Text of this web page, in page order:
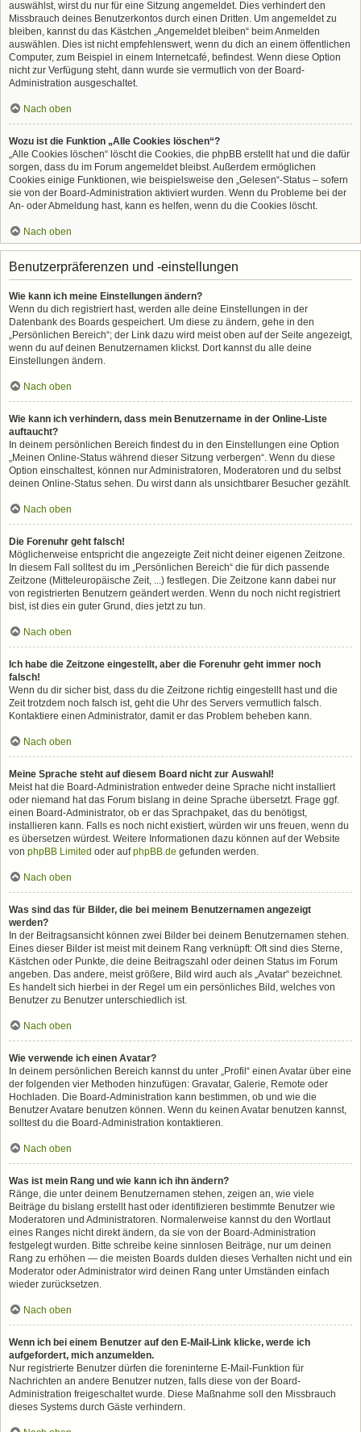
auswählst, wirst du nur für eine Sitzung angemeldet. Dies verhindert den
Missbrauch deines Benutzerkontos durch einen Dritten. Um angemeldet zu
bleiben, kannst du das Kästchen „Angemeldet bleiben“ beim Anmelden
auswählen. Dies ist nicht empfehlenswert, wenn du dich an einem öffentlichen
Computer, zum Beispiel in einem Internetcafé, befindest. Wenn diese Option
nicht zur Verfügung steht, dann wurde sie vermutlich von der Board-
Administration ausgeschaltet.
Nach oben
Wozu ist die Funktion „Alle Cookies löschen“?
„Alle Cookies löschen“ löscht die Cookies, die phpBB erstellt hat und die dafür
sorgen, dass du im Forum angemeldet bleibst. Außerdem ermöglichen
Cookies einige Funktionen, wie beispielsweise den „Gelesen“-Status – sofern
sie von der Board-Administration aktiviert wurden. Wenn du Probleme bei der
An- oder Abmeldung hast, kann es helfen, wenn du die Cookies löscht.
Nach oben
Benutzerpräferenzen und -einstellungen
Wie kann ich meine Einstellungen ändern?
Wenn du dich registriert hast, werden alle deine Einstellungen in der
Datenbank des Boards gespeichert. Um diese zu ändern, gehe in den
„Persönlichen Bereich“; der Link dazu wird meist oben auf der Seite angezeigt,
wenn du auf deinen Benutzernamen klickst. Dort kannst du alle deine
Einstellungen ändern.
Nach oben
Wie kann ich verhindern, dass mein Benutzername in der Online-Liste
auftaucht?
In deinem persönlichen Bereich findest du in den Einstellungen eine Option
„Meinen Online-Status während dieser Sitzung verbergen“. Wenn du diese
Option einschaltest, können nur Administratoren, Moderatoren und du selbst
deinen Online-Status sehen. Du wirst dann als unsichtbarer Besucher gezählt.
Nach oben
Die Forenuhr geht falsch!
Möglicherweise entspricht die angezeigte Zeit nicht deiner eigenen Zeitzone.
In diesem Fall solltest du im „Persönlichen Bereich“ die für dich passende
Zeitzone (Mitteleuropäische Zeit, ...) festlegen. Die Zeitzone kann dabei nur
von registrierten Benutzern geändert werden. Wenn du noch nicht registriert
bist, ist dies ein guter Grund, dies jetzt zu tun.
Nach oben
Ich habe die Zeitzone eingestellt, aber die Forenuhr geht immer noch
falsch!
Wenn du dir sicher bist, dass du die Zeitzone richtig eingestellt hast und die
Zeit trotzdem noch falsch ist, geht die Uhr des Servers vermutlich falsch.
Kontaktiere einen Administrator, damit er das Problem beheben kann.
Nach oben
Meine Sprache steht auf diesem Board nicht zur Auswahl!
Meist hat die Board-Administration entweder deine Sprache nicht installiert
oder niemand hat das Forum bislang in deine Sprache übersetzt. Frage ggf.
einen Board-Administrator, ob er das Sprachpaket, das du benötigst,
installieren kann. Falls es noch nicht existiert, würden wir uns freuen, wenn du
es übersetzen würdest. Weitere Informationen dazu können auf der Website
von phpBB Limited oder aufphpBB.de gefunden werden.
Nach oben
Was sind das für Bilder, die bei meinem Benutzernamen angezeigt
werden?
In der Beitragsansicht können zwei Bilder bei deinem Benutzernamen stehen.
Eines dieser Bilder ist meist mit deinem Rang verknüpft: Oft sind dies Sterne,
Kästchen oder Punkte, die deine Beitragszahl oder deinen Status im Forum
angeben. Das andere, meist größere, Bild wird auch als „Avatar“ bezeichnet.
Es handelt sich hierbei in der Regel um ein persönliches Bild, welches von
Benutzer zu Benutzer unterschiedlich ist.
Nach oben
Wie verwende ich einen Avatar?
In deinem persönlichen Bereich kannst du unter „Profil“ einen Avatar über eine
der folgenden vier Methoden hinzufügen: Gravatar, Galerie, Remote oder
Hochladen. Die Board-Administration kann bestimmen, ob und wie die
Benutzer Avatare benutzen können. Wenn du keinen Avatar benutzen kannst,
solltest du die Board-Administration kontaktieren.
Nach oben
Was ist mein Rang und wie kann ich ihn ändern?
Ränge, die unter deinem Benutzernamen stehen, zeigen an, wie viele
Beiträge du bislang erstellt hast oder identifizieren bestimmte Benutzer wie
Moderatoren und Administratoren. Normalerweise kannst du den Wortlaut
eines Ranges nicht direkt ändern, da sie von der Board-Administration
festgelegt wurden. Bitte schreibe keine sinnlosen Beiträge, nur um deinen
Rang zu erhöhen — die meisten Boards dulden dieses Verhalten nicht und ein
Moderator oder Administrator wird deinen Rang unter Umständen einfach
wieder zurücksetzen.
Nach oben
Wenn ich bei einem Benutzer auf den E-Mail-Link klicke, werde ich
aufgefordert, mich anzumelden.
Nur registrierte Benutzer dürfen die foreninterne E-Mail-Funktion für
Nachrichten an andere Benutzer nutzen, falls diese von der Board-
Administration freigeschaltet wurde. Diese Maßnahme soll den Missbrauch
dieses Systems durch Gäste verhindern.